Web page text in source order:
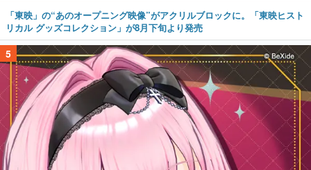
「東映」の“あのオープニング映像”がアクリルブロックに。「東映ヒスト
リカル グッズコレクション」が8月下旬より発売
5